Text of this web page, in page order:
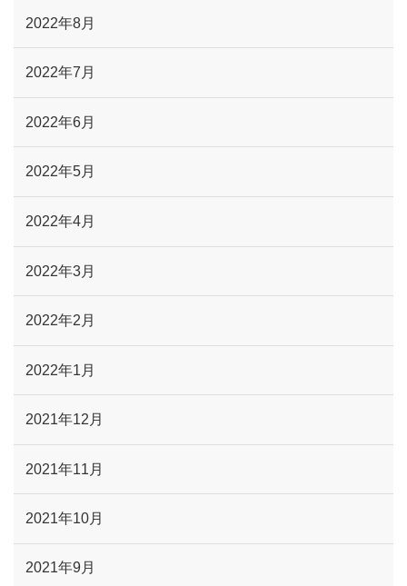
2022年8月
2022年7月
2022年6月
2022年5月
2022年4月
2022年3月
2022年2月
2022年1月
2021年12月
2021年11月
2021年10月
2021年9月